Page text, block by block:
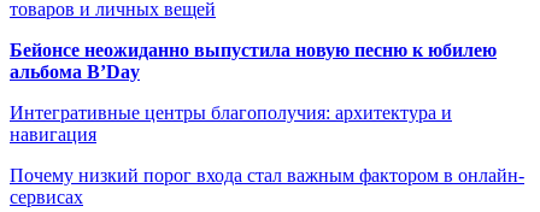
товаров и личных вещей
Бейонсе неожиданно выпустила новую песню к юбилею
альбома B’Day
Интегративные центры благополучия: архитектура и
навигация
Почему низкий порог входа стал важным фактором в онлайн-
сервисах